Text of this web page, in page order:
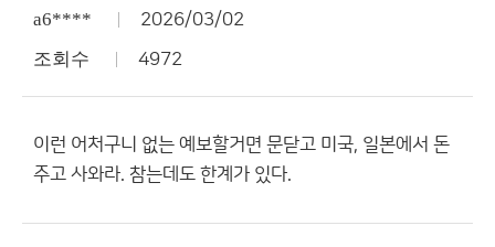
a6**** 2026/03/02
조회수 4972
이런 어처구니 없는 예보할거면 문닫고 미국, 일본에서 돈
주고 사와라. 참는데도 한계가 있다.